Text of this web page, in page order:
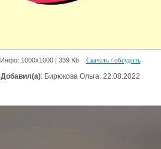
Инфо: 1000х1000 | 339 Kb Скачать / обсудить
Добавил(а): Бирюкова Ольга. 22.08.2022